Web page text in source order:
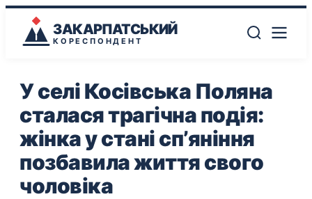
ЗАКАРПАТСЬКИЙ
КОРЕСПОНДЕНТ
У селі Косівська Поляна
сталася трагічна подія:
жінка у стані сп’яніння
позбавила життя свого
чоловіка